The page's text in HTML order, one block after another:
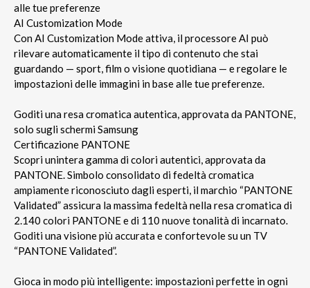
alle tue preferenze
AI Customization Mode
Con AI Customization Mode attiva, il processore AI può
rilevare automaticamente il tipo di contenuto che stai
guardando — sport, film o visione quotidiana — e regolare le
impostazioni delle immagini in base alle tue preferenze.
Goditi una resa cromatica autentica, approvata da PANTONE,
solo sugli schermi Samsung
Certificazione PANTONE
Scopri unintera gamma di colori autentici, approvata da
PANTONE. Simbolo consolidato di fedeltà cromatica
ampiamente riconosciuto dagli esperti, il marchio “PANTONE
Validated” assicura la massima fedeltà nella resa cromatica di
2.140 colori PANTONE e di 110 nuove tonalità di incarnato.
Goditi una visione più accurata e confortevole su un TV
“PANTONE Validated”.
Gioca in modo più intelligente: impostazioni perfette in ogni